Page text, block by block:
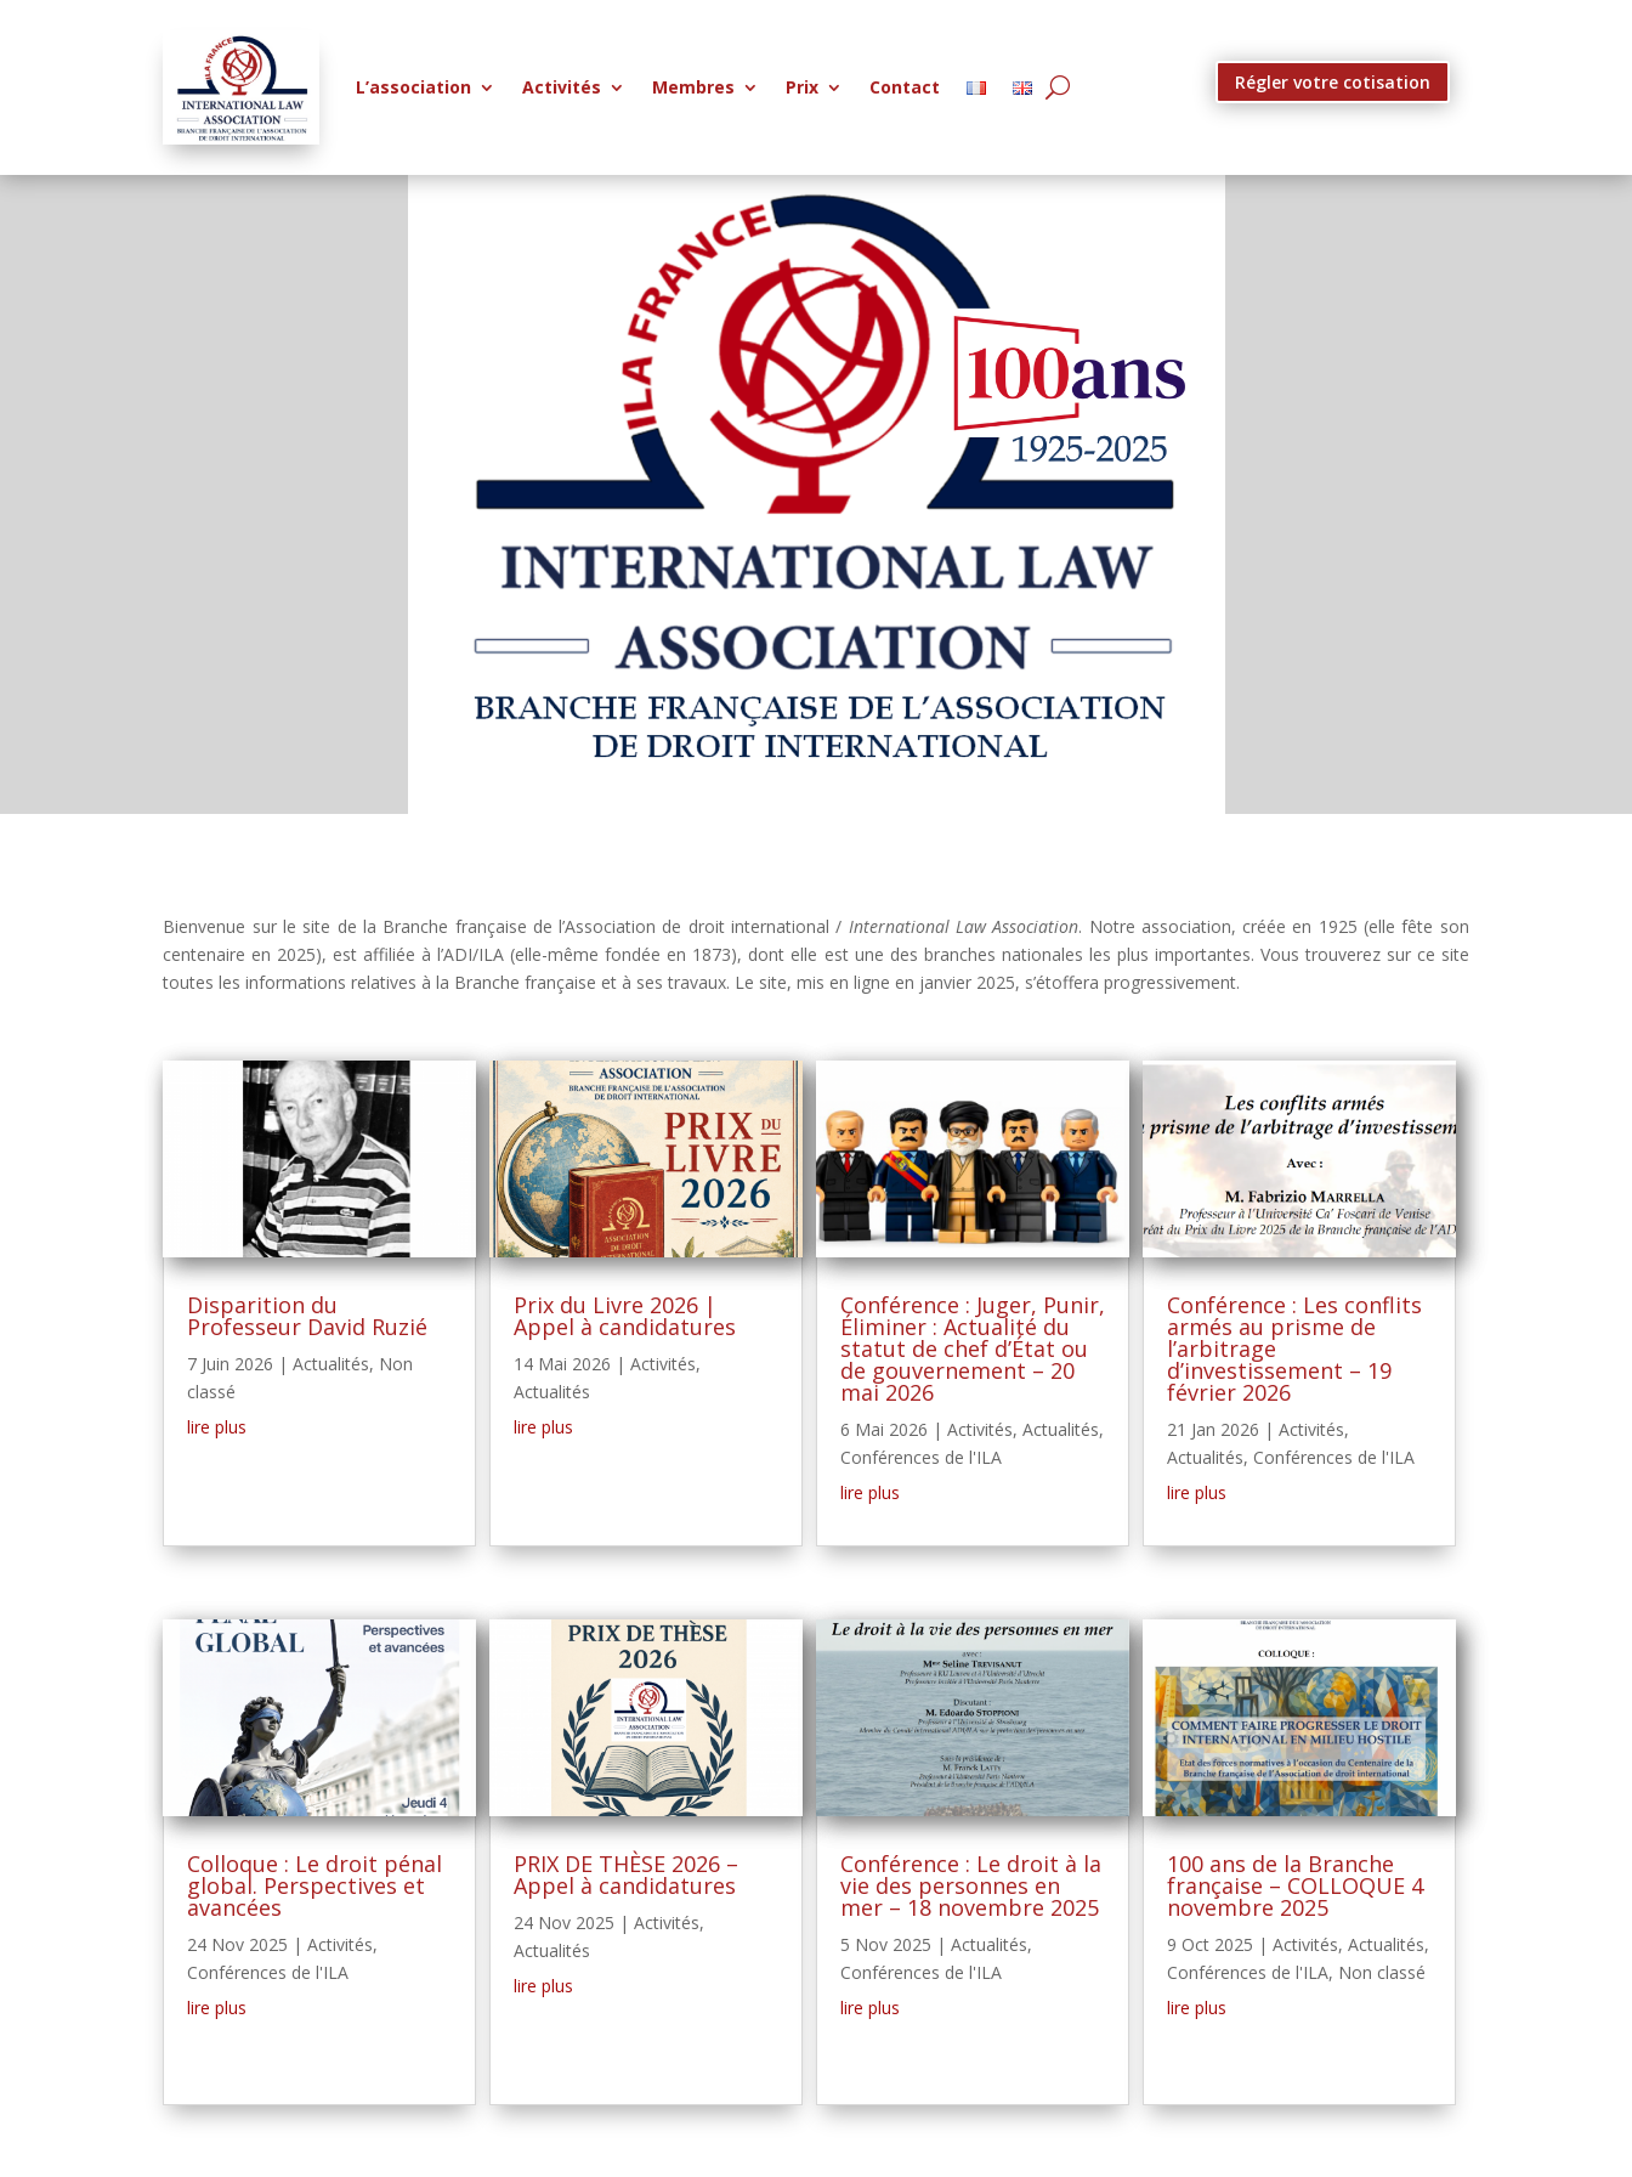
L’association Activités Membres Prix Contact Régler votre cotisation
Bienvenue sur le site de la Branche française de l’Association de droit international / International Law Association. Notre association, créée en 1925 (elle fête son
centenaire en 2025), est affiliée à l’ADI/ILA (elle-même fondée en 1873), dont elle est une des branches nationales les plus importantes. Vous trouverez sur ce site
toutes les informations relatives à la Branche française et à ses travaux. Le site, mis en ligne en janvier 2025, s’étoffera progressivement.
Disparition du
Professeur David Ruzié
7 Juin 2026 |Actualités, Non
classé
lire plus
Colloque : Le droit pénal
global. Perspectives et
avancées
24 Nov 2025 |Activités,
Conférences de l'ILA
lire plus
Prix du Livre 2026 |
Appel à candidatures
14 Mai 2026 |Activités,
Actualités
lire plus
PRIX DE THÈSE 2026 –
Appel à candidatures
24 Nov 2025 |Activités,
Actualités
lire plus
Conférence : Juger, Punir,
Éliminer : Actualité du
statut de chef d’État ou
de gouvernement – 20
mai 2026
6 Mai 2026 | Activités, Actualités,
Conférences de l'ILA
lire plus
Conférence : Le droit à la
vie des personnes en
mer – 18 novembre 2025
5 Nov 2025 | Actualités,
Conférences de l'ILA
lire plus
Conférence : Les conflits
armés au prisme de
l’arbitrage
d’investissement – 19
février 2026
21 Jan 2026 | Activités,
Actualités, Conférences de l'ILA
lire plus
100 ans de la Branche
française – COLLOQUE 4
novembre 2025
9 Oct 2025 | Activités, Actualités,
Conférences de l'ILA, Non classé
lire plus